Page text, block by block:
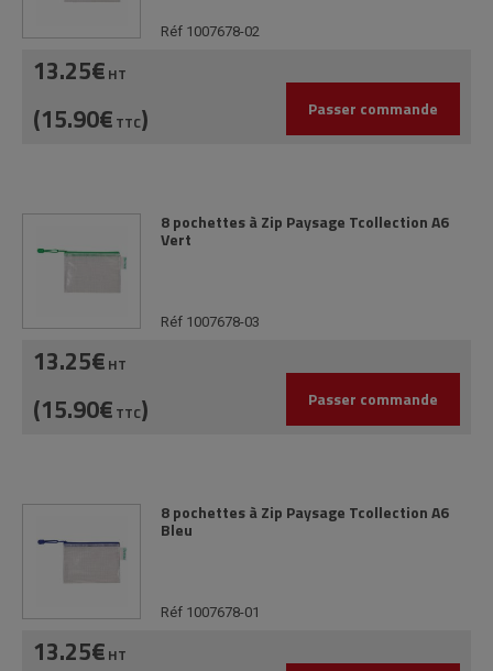
Réf 1007678-02
13.25€ HT
(15.90€ TTC) Passer commande
8 pochettes à Zip Paysage Tcollection A6
Vert
Réf 1007678-03
13.25€ HT
(15.90€ TTC) Passer commande
8 pochettes à Zip Paysage Tcollection A6
Bleu
Réf 1007678-01
13.25€ HT